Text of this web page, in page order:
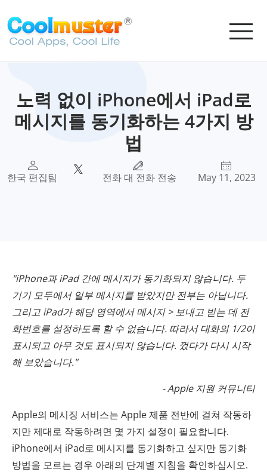
노력 없이 iPhone에서 iPad로
메시지를 동기화하는 4가지 방
법
한국 편집팀 전화 대 전화 전송 May 11, 2023
"iPhone과 iPad 간에 메시지가 동기화되지 않습니다. 두
기기 모두에서 일부 메시지를 받았지만 전부는 아닙니다.
그리고 iPad가 해당 영역에서 메시지 > 보내고 받는 데 전
화번호를 설정하도록 할 수 없습니다. 따라서 대화의 1/2이
표시되고 아무 것도 표시되지 않습니다. 껐다가 다시 시작
해 보았습니다."
- Apple 지원 커뮤니티
Apple의 메시징 서비스는 Apple 제품 전반에 걸쳐 작동하
지만 제대로 작동하려면 몇 가지 설정이 필요합니다.
iPhone에서 iPad로 메시지를 동기화하고 싶지만 동기화
방법을 모르는 경우 아래의 단계별 지침을 확인하십시오.